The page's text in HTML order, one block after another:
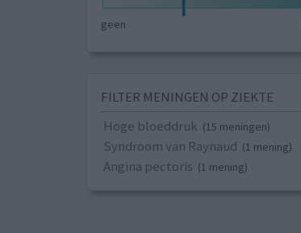
geen
FILTER MENINGEN OP ZIEKTE
Hoge bloeddruk (15 meningen)
Syndroom van Raynaud (1 mening)
Angina pectoris (1 mening)